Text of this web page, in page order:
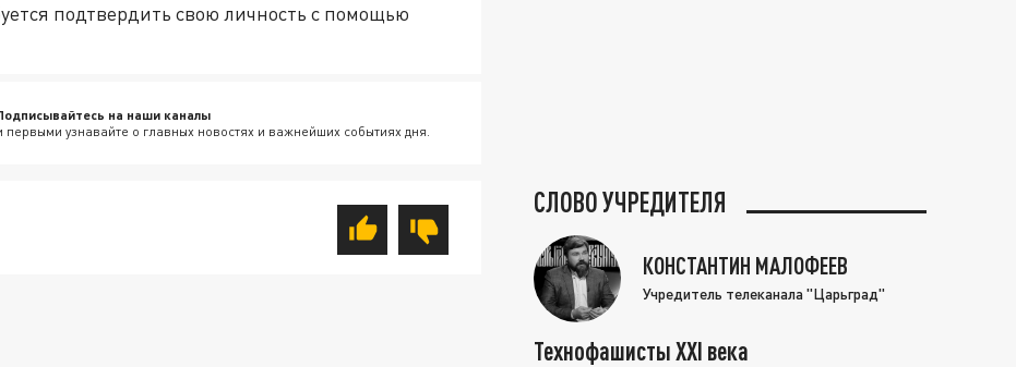
подтвердить свою личность с помощью
на наши каналы
первыми узнавайте о главных новостях и важнейших событиях дня.
СЛОВО УЧРЕДИТЕЛЯ
КОНСТАНТИН МАЛОФЕЕВ
Учредитель телеканала "Царьград"
Технофашисты XXI века